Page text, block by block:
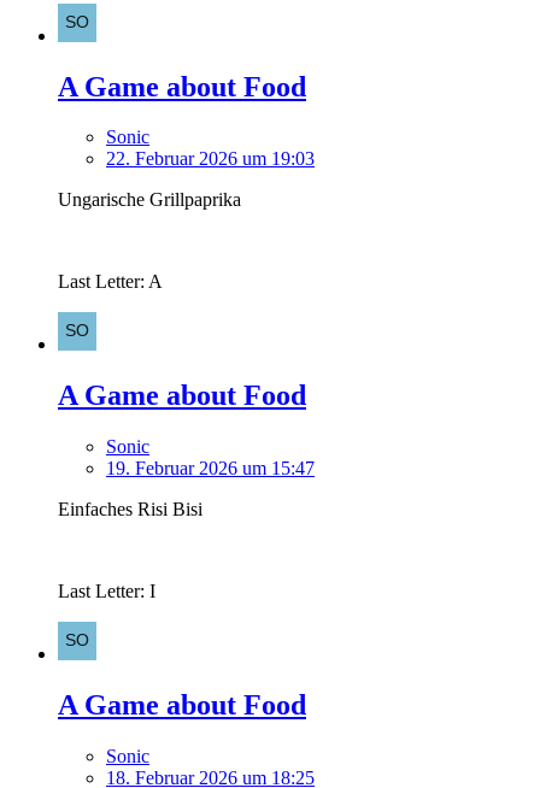
A Game about Food
Sonic
22. Februar 2026 um 19:03
Ungarische Grillpaprika
Last Letter: A
A Game about Food
Sonic
19. Februar 2026 um 15:47
Einfaches Risi Bisi
Last Letter: I
A Game about Food
Sonic
18. Februar 2026 um 18:25